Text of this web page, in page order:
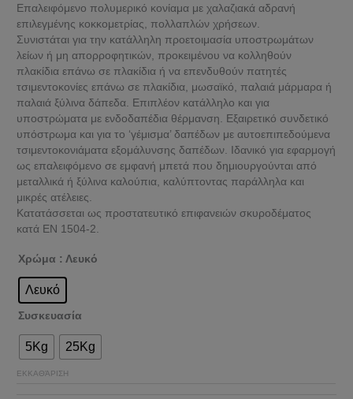
Επαλειφόμενο πολυμερικό κονίαμα με χαλαζιακά αδρανή
επιλεγμένης κοκκομετρίας, πολλαπλών χρήσεων.
Συνιστάται για την κατάλληλη προετοιμασία υποστρωμάτων
λείων ή μη απορροφητικών, προκειμένου να κολληθούν
πλακίδια επάνω σε πλακίδια ή να επενδυθούν πατητές
τσιμεντοκονίες επάνω σε πλακίδια, μωσαϊκό, παλαιά μάρμαρα ή
παλαιά ξύλινα δάπεδα. Επιπλέον κατάλληλο και για
υποστρώματα με ενδοδαπέδια θέρμανση. Εξαιρετικό συνδετικό
υπόστρωμα και για το ‘γέμισμα’ δαπέδων με αυτοεπιπεδούμενα
τσιμεντοκονιάματα εξομάλυνσης δαπέδων. Ιδανικό για εφαρμογή
ως επαλειφόμενο σε εμφανή μπετά που δημιουργούνται από
μεταλλικά ή ξύλινα καλούπια, καλύπτοντας παράλληλα και
μικρές ατέλειες.
Κατατάσσεται ως προστατευτικό επιφανειών σκυροδέματος
κατά EN 1504-2.
Χρώμα : Λευκό
Λευκό
Συσκευασία
5Kg 25Kg
ΕΚΚΑΘΆΡΙΣΗ